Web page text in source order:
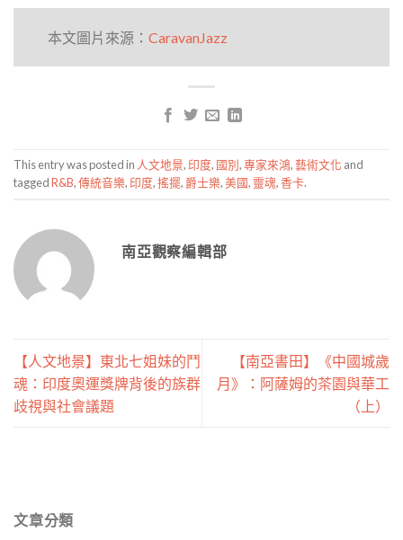
本文圖片來源： CaravanJazz
This entry was posted in 人文地景, 印度, 國別,專家來鴻,藝術文化 and
taggedR&B,傳統音樂, 印度,搖擺, 爵士樂,美國, 靈魂,香卡.
南亞觀察編輯部
【人文地景】東北七姐妹的鬥
魂：印度奧運獎牌背後的族群
歧視與社會議題
【南亞書田】《中國城歲
月》：阿薩姆的茶園與華工
（上）
文章分類